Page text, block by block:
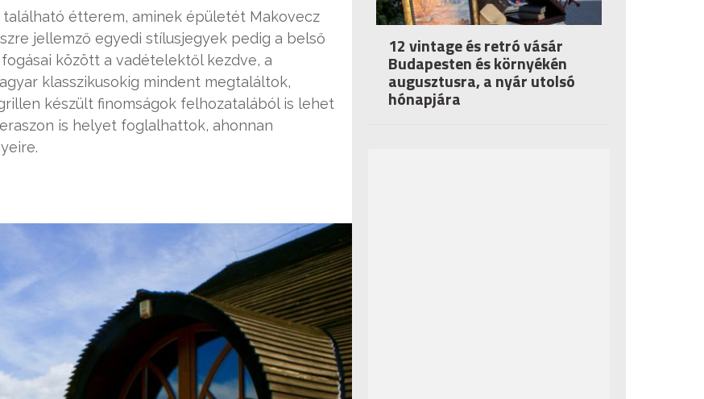
étterem, aminek épületét Makovecz
jellemző egyedi stílusjegyek pedig a belső
között a vadételektől kezdve, a
klasszikusokig mindent megtaláltok,
készült finomságok felhozatalából is lehet
is helyet foglalhattok, ahonnan
12 vintage és retró vásár
Budapesten és környékén
augusztusra, a nyár utolsó
hónapjára